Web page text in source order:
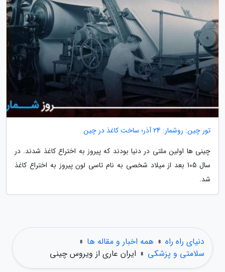
تور چین: روشمار: 24 آذر؛ ساخت کاغذ در چین
چینى ها اولین ملتى در دنیا بودند که پیروز به اختراع کاغذ شدند. در
سال 105 بعد از میلاد شخصى به نام تاسى لون پیروز به اختراع کاغذ
شد.
دنیای راه راه » همه اخبار و مقاله ها »
سلامتی و پزشکی » ایران عاری از ویروس چینی